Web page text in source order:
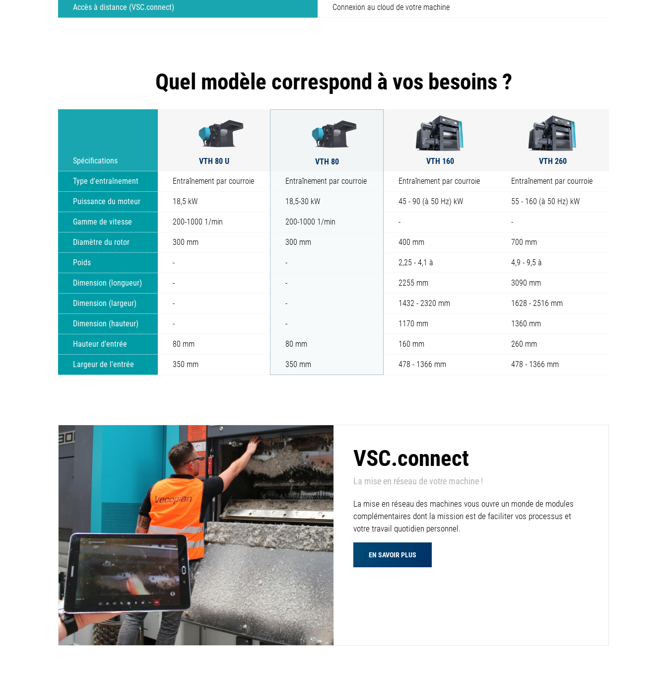
Accès à distance (VSC.connect) Connexion au cloud de votre machine
Quel modèle correspond à vos besoins ?
Spécifications VTH 80 U VTH 80 VTH 160 VTH 260
Type d'entraînement Entraînement par courroie Entraînement par courroie Entraînement par courroie Entraînement par courroie
Puissance du moteur 18,5 kW 18,5-30 kW 45 - 90 (à 50 Hz) kW 55 - 160 (à 50 Hz) kW
Gamme de vitesse 200-1000 1/min 200-1000 1/min - -
Diamètre du rotor 300 mm 300 mm 400 mm 700 mm
Poids - - 2,25 - 4,1 à 4,9 - 9,5 à
Dimension (longueur) - - 2255 mm 3090 mm
Dimension (largeur) - - 1432 - 2320 mm 1628 - 2516 mm
Dimension (hauteur) - - 1170 mm 1360 mm
Hauteur d'entrée 80 mm 80 mm 160 mm 260 mm
Largeur de l'entrée 350 mm 350 mm 478 - 1366 mm 478 - 1366 mm
VSC.connect
La mise en réseau de votre machine !
La mise en réseau des machines vous ouvre un monde de modules
complémentaires dont la mission est de faciliter vos processus et
votre travail quotidien personnel.
EN SAVOIR PLUS